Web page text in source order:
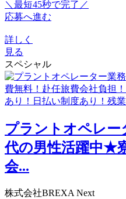
＼最短45秒で完了／
応募へ進む
詳しく
見る
スペシャル
プラントオペレー
代の男性活躍中★
会...
株式会社BREXA Next